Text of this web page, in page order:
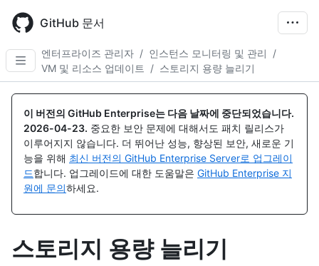
main
content
GitHub 문서
엔터프라이즈 관리자 / 인스턴스 모니터링 및 관리
/
VM 및 리소스 업데이트
/ 스토리지 용량 늘리기
이 버전의 GitHub Enterprise는 다음 날짜에 중단되었습니다.
2026-04-23. 중요한 보안 문제에 대해서도 패치 릴리스가
이루어지지 않습니다. 더 뛰어난 성능, 향상된 보안, 새로운 기
능을 위해 최신 버전의 GitHub Enterprise Server로 업그레이
드합니다. 업그레이드에 대한 도움말은 GitHub Enterprise 지
원에 문의하세요.
스토리지 용량 늘리기